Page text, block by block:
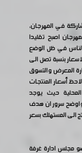
في المهرجان،
اصبح تقليدا
الناس في ظل الوضع
بنسبة تصل الى
لزيارة المعرض والتسوق
أسعار المنتجات
حيث يوجد
واوضح سرور ان هدف
الى المستهلك بسعر
مجلس ادارة غرفة